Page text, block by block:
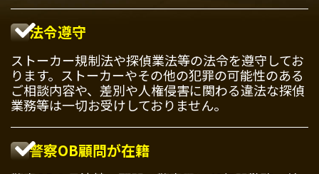
法令遵守
ストーカー規制法や探偵業法等の法令を遵守してお
ります。ストーカーやその他の犯罪の可能性のある
ご相談内容や、差別や人権侵害に関わる違法な探偵
業務等は一切お受けしておりません。
警察OB顧問が在籍